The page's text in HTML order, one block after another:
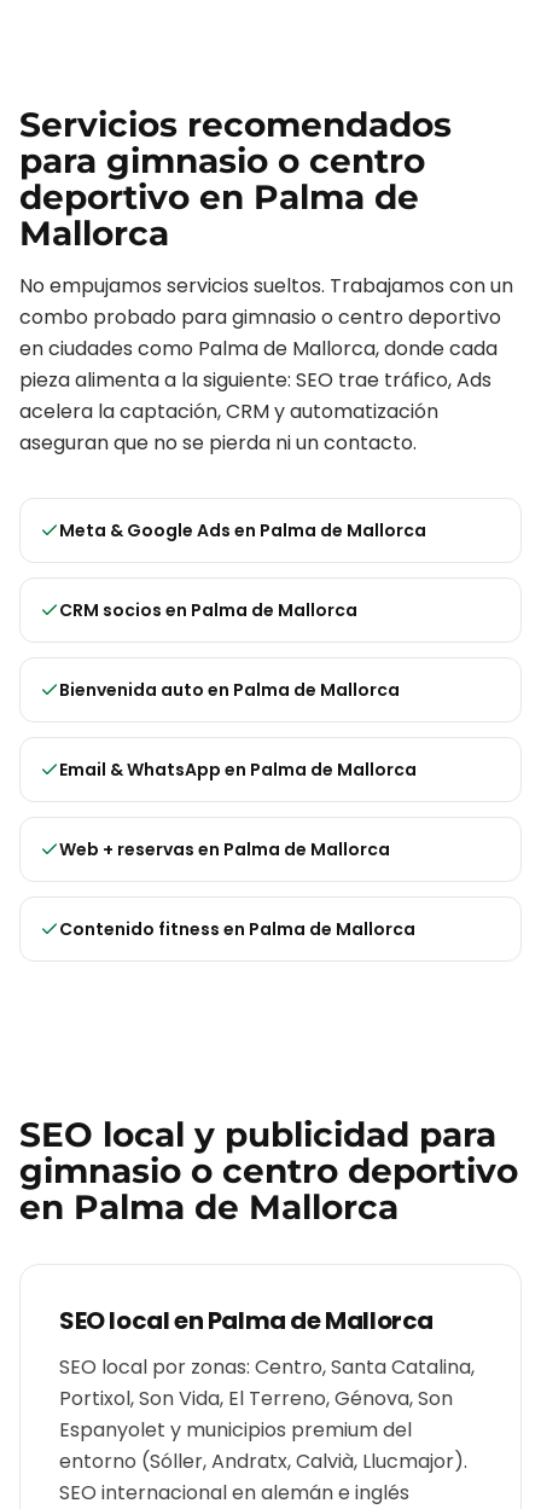
Servicios recomendados
para gimnasio o centro
deportivo en Palma de
Mallorca
No empujamos servicios sueltos. Trabajamos con un
combo probado paragimnasio o centro deportivo
en ciudades como Palma de Mallorca, donde cada
pieza alimenta a la siguiente: SEO trae tráfico, Ads
acelera la captación, CRM y automatización
aseguran que no se pierda ni un contacto.
Meta & Google Ads en Palma de Mallorca
CRM socios en Palma de Mallorca
Bienvenida auto en Palma de Mallorca
Email & WhatsApp en Palma de Mallorca
Web + reservas en Palma de Mallorca
Contenido fitness en Palma de Mallorca
SEO local y publicidad para
gimnasio o centro deportivo
en Palma de Mallorca
SEO local enPalma de Mallorca
SEO local por zonas: Centro, Santa Catalina,
Portixol, Son Vida, El Terreno, Génova, Son
Espanyolet y municipios premium del
entorno (Sóller, Andratx, Calvià, Llucmajor).
SEO internacional en alemán e inglés